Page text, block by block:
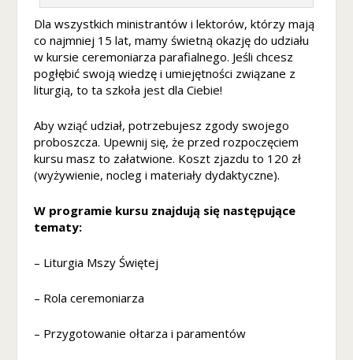
Dla wszystkich ministrantów i lektorów, którzy mają
co najmniej 15 lat, mamy świetną okazję do udziału
w kursie ceremoniarza parafialnego. Jeśli chcesz
pogłębić swoją wiedzę i umiejętności związane z
liturgią, to ta szkoła jest dla Ciebie!
Aby wziąć udział, potrzebujesz zgody swojego
proboszcza. Upewnij się, że przed rozpoczęciem
kursu masz to załatwione. Koszt zjazdu to 120 zł
(wyżywienie, nocleg i materiały dydaktyczne).
W programie kursu znajdują się następujące
tematy:
– Liturgia Mszy Świętej
– Rola ceremoniarza
– Przygotowanie ołtarza i paramentów
y
n
a
s
z
st
r
o
n
te
d